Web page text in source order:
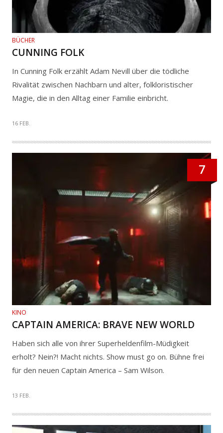
BÜCHER
CUNNING FOLK
In Cunning Folk erzählt Adam Nevill über die tödliche
Rivalität zwischen Nachbarn und alter, folkloristischer
Magie, die in den Alltag einer Familie einbricht.
16 FEB.
7
KINO
CAPTAIN AMERICA: BRAVE NEW WORLD
Haben sich alle von ihrer Superheldenfilm-Müdigkeit
erholt? Nein?! Macht nichts. Show must go on. Bühne frei
für den neuen Captain America – Sam Wilson.
13 FEB.